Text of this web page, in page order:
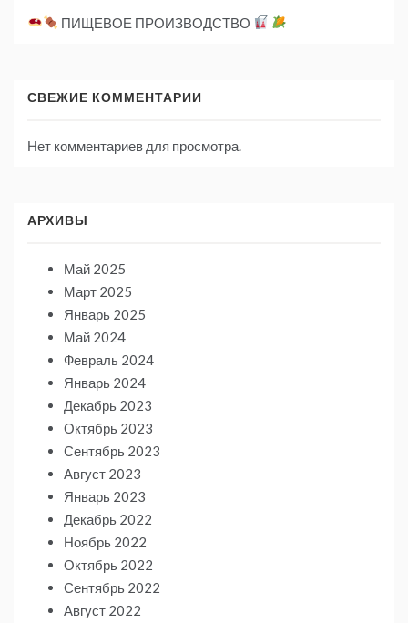
ПИЩЕВОЕ ПРОИЗВОДСТВО
СВЕЖИЕ КОММЕНТАРИИ
Нет комментариев для просмотра.
АРХИВЫ
Май 2025
Март 2025
Январь 2025
Май 2024
Февраль 2024
Январь 2024
Декабрь 2023
Октябрь 2023
Сентябрь 2023
Август 2023
Январь 2023
Декабрь 2022
Ноябрь 2022
Октябрь 2022
Сентябрь 2022
Август 2022